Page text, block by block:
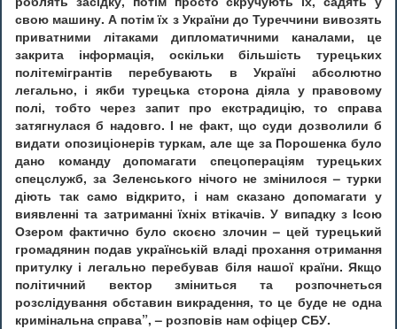
свою машину. А потім їх з України до Туреччини вивозять
приватними літаками дипломатичними каналами, це
закрита інформація, оскільки більшість турецьких
політемігрантів перебувають в Україні абсолютно
легально, і якби турецька сторона діяла у правовому
полі, тобто через запит про екстрадицію, то справа
затягнулася б надовго. І не факт, що суди дозволили б
видати опозиціонерів туркам, але ще за Порошенка було
дано команду допомагати спецопераціям турецьких
спецслужб, за Зеленського нічого не змінилося – турки
діють так само відкрито, і нам сказано допомагати у
виявленні та затриманні їхніх втікачів. У випадку з Ісою
Озером фактично було скоєно злочин – цей турецький
громадянин подав українській владі прохання отримання
притулку і легально перебував біля нашої країни. Якщо
політичний вектор зміниться та розпочнеться
розслідування обставин викрадення, то це буде не одна
кримінальна справа”, – розповів нам офіцер СБУ.